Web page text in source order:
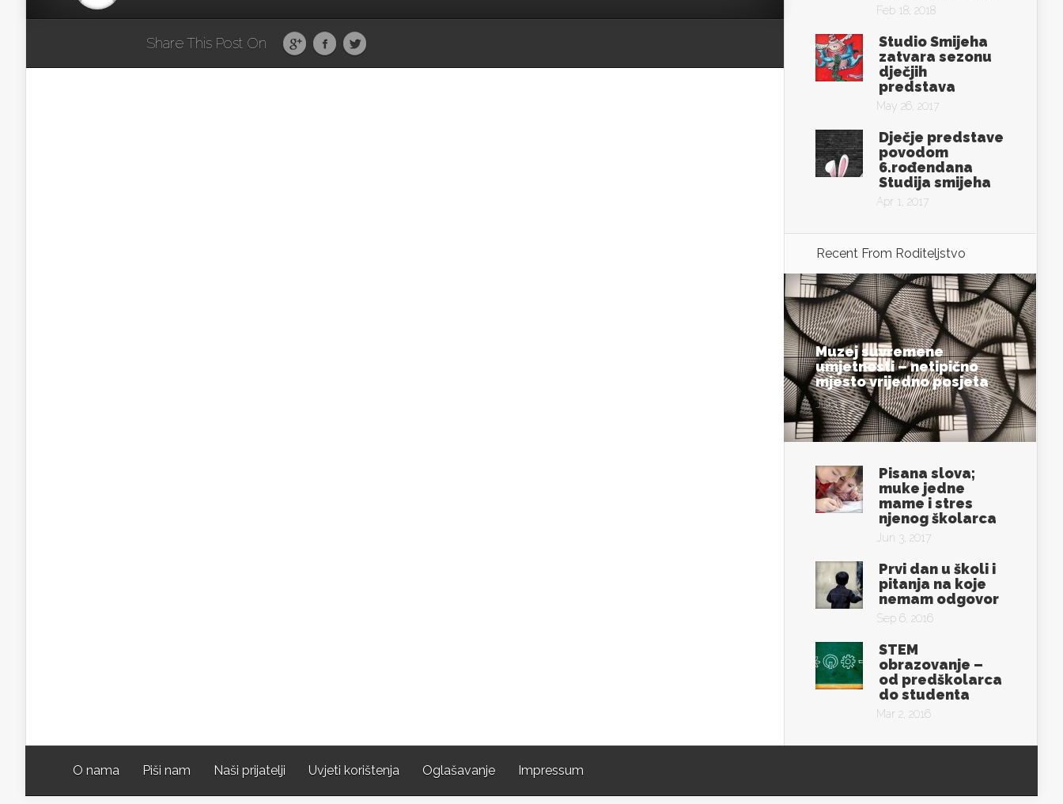
Share This Post On
Feb 18, 2018
Studio Smijeha
zatvara sezonu
dječjih
predstava
May 26, 2017
Dječje predstave
povodom
6.rođendana
Studija smijeha
Apr 1, 2017
Recent From Roditeljstvo
Muzej suvremene
umjetnosti – netipično
mjesto vrijedno posjeta
Jul 17, 2017
Pisana slova;
muke jedne
mame i stres
njenog školarca
Jun 3, 2017
Prvi dan u školi i
pitanja na koje
nemam odgovor
Sep 6, 2016
STEM
obrazovanje –
od predškolarca
do studenta
Mar 2, 2016
O nama Piši nam Naši prijatelji Uvjeti korištenja Oglašavanje Impressum